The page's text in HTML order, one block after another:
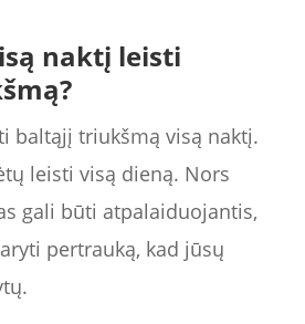
naktį leisti
baltąjį triukšmą visą naktį.
leisti visą dieną. Nors
gali būti atpalaiduojantis,
pertrauką, kad jūsų